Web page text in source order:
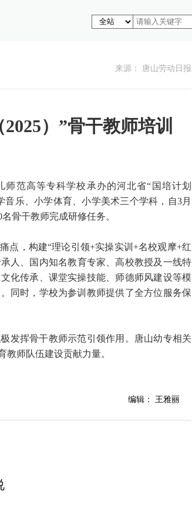
来源： 唐山劳动日报
）”骨干教师培训
师范高等专科学校承办的河北省“国培计划
音乐、小学体育、小学美术三个学科，自3月
骨干教师完成研修任务。
点，构建“理论引领+实操实训+名校观摩+红
人、国内知名教育专家、高校教授及一线特
化传承、课堂实操技能、师德师风建设等模
同时，学校为参训教师提供了全方位服务保
发挥骨干教师示范引领作用。唐山幼专相关
师队伍建设贡献力量。
编辑： 王雅丽